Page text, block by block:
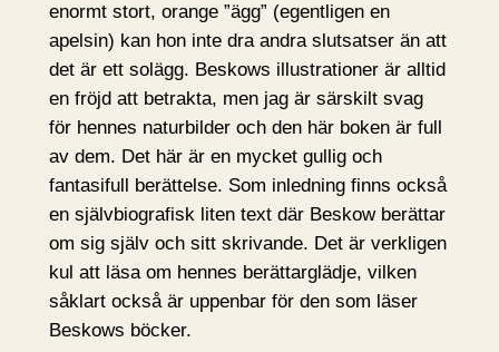
enormt stort, orange ”ägg” (egentligen en
apelsin) kan hon inte dra andra slutsatser än att
det är ett solägg. Beskows illustrationer är alltid
en fröjd att betrakta, men jag är särskilt svag
för hennes naturbilder och den här boken är full
av dem. Det här är en mycket gullig och
fantasifull berättelse. Som inledning finns också
en självbiografisk liten text där Beskow berättar
om sig själv och sitt skrivande. Det är verkligen
kul att läsa om hennes berättarglädje, vilken
såklart också är uppenbar för den som läser
Beskows böcker.